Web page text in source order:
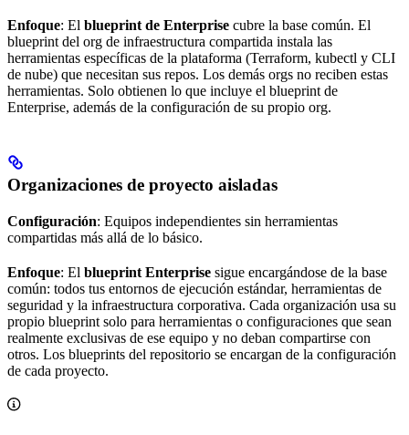
Enfoque: El blueprint de Enterprise cubre la base común. El
blueprint del org de infraestructura compartida instala las
herramientas específicas de la plataforma (Terraform, kubectl y CLI
de nube) que necesitan sus repos. Los demás orgs no reciben estas
herramientas. Solo obtienen lo que incluye el blueprint de
Enterprise, además de la configuración de su propio org.
Organizaciones de proyecto aisladas
Configuración: Equipos independientes sin herramientas
compartidas más allá de lo básico.
Enfoque: El blueprint Enterprise sigue encargándose de la base
común: todos tus entornos de ejecución estándar, herramientas de
seguridad y la infraestructura corporativa. Cada organización usa su
propio blueprint solo para herramientas o configuraciones que sean
realmente exclusivas de ese equipo y no deban compartirse con
otros. Los blueprints del repositorio se encargan de la configuración
de cada proyecto.